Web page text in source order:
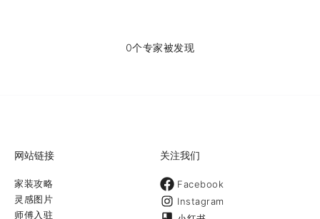
0个专家被发现
网站链接
家装攻略
灵感图片
师傅入驻
关注我们
Facebook
Instagram